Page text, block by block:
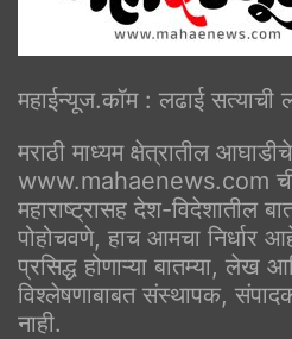
महाईन्यूज.कॉम : लढाई सत्याची
मराठी माध्यम क्षेत्रातील
www.mahaenews.com
महाराष्ट्रासह देश-विदेशातील
पोहोचवणे, हाच आमचा निर्धार
प्रसिद्ध होणाऱ्या बातम्या, लेख
विश्लेषणाबाबत संस्थापक,
नाही.